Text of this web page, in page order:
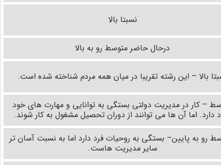
نسبتا بالا
درحال حاضر متوسط رو به بالا
بالا – این رشته تقریبا در میان همه مردم شناخته شده است.
– کار در مدیریت دولتی بستگی به توانایی و مهارت های خود
دارد. اما آن ها می توانند از دوران تحصیل مشغول به کار شوند.
رو به پایین– بستگی به روحیات فرد دارد اما به نسبت آسان تر
سایر مدیریت هاست.